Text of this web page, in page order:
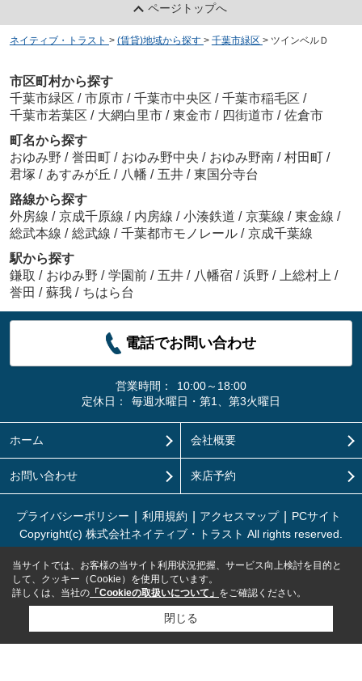
ページトップへ
ネイティブ・トラスト > (賃貸)地域から探す > 千葉市緑区 > ツインベルＤ
市区町村から探す
千葉市緑区 / 市原市 / 千葉市中央区 / 千葉市稲毛区 /
千葉市若葉区 / 大網白里市 / 東金市 / 四街道市 / 佐倉市
町名から探す
おゆみ野 / 誉田町 / おゆみ野中央 / おゆみ野南 / 村田町 /
君塚 / あすみが丘 / 八幡 / 五井 / 東国分寺台
路線から探す
外房線 / 京成千原線 / 内房線 / 小湊鉄道 / 京葉線 / 東金線 /
総武本線 / 総武線 / 千葉都市モノレール / 京成千葉線
駅から探す
鎌取 / おゆみ野 / 学園前 / 五井 / 八幡宿 / 浜野 / 上総村上 /
誉田 / 蘇我 / ちはら台
電話でお問い合わせ
営業時間：
10:00～18:00
定休日：
毎週水曜日・第1、第3火曜日
ホーム 会社概要
お問い合わせ 来店予約
プライバシーポリシー 利用規約 アクセスマップ
PCサイト
Copyright(c) 株式会社ネイティブ・トラスト All rights reserved.
当サイトでは、お客様の当サイト利用状況把握、サービス向上検討を目的と
して、クッキー（Cookie）を使用しています。
詳しくは、当社の 「Cookieの取扱いについて」 をご確認ください。
閉じる